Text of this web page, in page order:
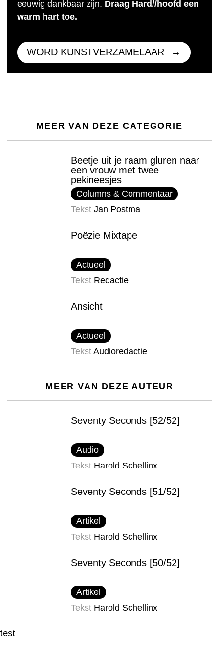
eeuwig dankbaar zijn. Draag Hard//hoofd een
warm hart toe.
WORD KUNSTVERZAMELAAR
MEER VAN DEZE CATEGORIE
Beetje uit je raam gluren naar
een vrouw met twee
pekineesjes
Columns & Commentaar
Tekst Jan Postma
Poëzie Mixtape
Actueel
Tekst Redactie
Ansicht
Actueel
Tekst Audioredactie
MEER VAN DEZE AUTEUR
Seventy Seconds [52/52]
Audio
Tekst Harold Schellinx
Seventy Seconds [51/52]
Artikel
Tekst Harold Schellinx
Seventy Seconds [50/52]
Artikel
Tekst Harold Schellinx
test